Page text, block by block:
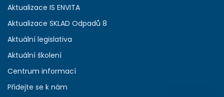
Aktualizace IS ENVITA
Aktualizace SKLAD Odpadů 8
Aktuální legislativa
Aktuální školení
Centrum informací
Přidejte se k nám